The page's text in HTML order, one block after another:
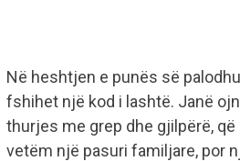
Në heshtjen e punës së
fshihet një kod i lashtë. Janë
thurjes me grep dhe gjilpërë,
vetëm një pasuri familjare, por